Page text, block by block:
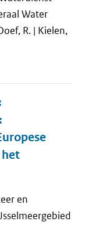
Water
R. | Kielen,
en